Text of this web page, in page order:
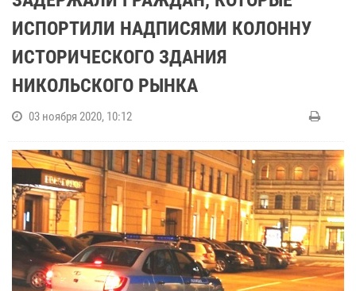
ИСПОРТИЛИ НАДПИСЯМИ КОЛОННУ
ИСТОРИЧЕСКОГО ЗДАНИЯ
НИКОЛЬСКОГО РЫНКА
03 ноября 2020, 10:12